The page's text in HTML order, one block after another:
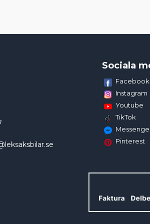
Sociala
Facebook
Instagram
Youtube
TikTok
Pinterest